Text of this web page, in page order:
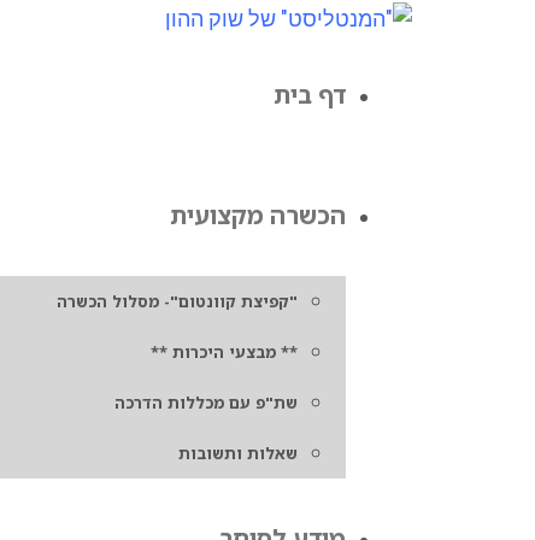
דף בית
הכשרה מקצועית
"קפיצת קוונטום"- מסלול הכשרה
** מבצעי היכרות **
שת"פ עם מכללות הדרכה
שאלות ותשובות